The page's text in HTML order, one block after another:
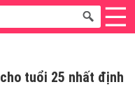
tuổi 25 nhất định